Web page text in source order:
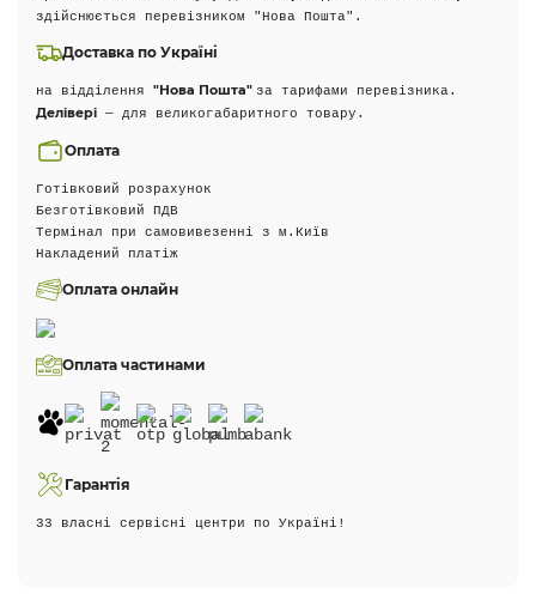
здійснюється перевізником "Нова Пошта".
Доставка по Україні
на відділення "Нова Пошта" за тарифами перевізника.
Делівері — для великогабаритного товару.
Оплата
Готівковий розрахунок
Безготівковий ПДВ
Термінал при самовивезенні з м.Київ
Накладений платіж
Оплата онлайн
Оплата частинами
Гарантія
33 власні сервісні центри по Україні!